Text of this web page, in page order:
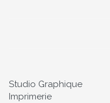
Studio Graphique
Imprimerie